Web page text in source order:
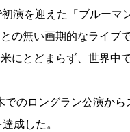
演を迎えた「ブルー
の無い画期的なライブ
にとどまらず、世界中
のロングラン公演か
成した。